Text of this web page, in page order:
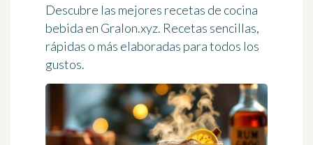
Descubre las mejores recetas de cocina
bebida en Gralon.xyz. Recetas sencillas,
rápidas o más elaboradas para todos los
gustos.